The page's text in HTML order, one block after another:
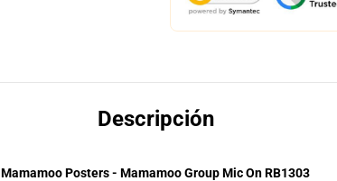
Descripción
Mamamoo Posters - Mamamoo Group Mic On RB1303